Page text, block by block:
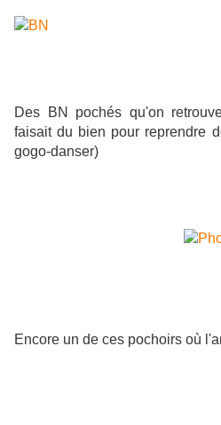
Des BN pochés qu'on
faisait du bien pour reprendre
gogo-danser)
Encore un de ces pochoirs où